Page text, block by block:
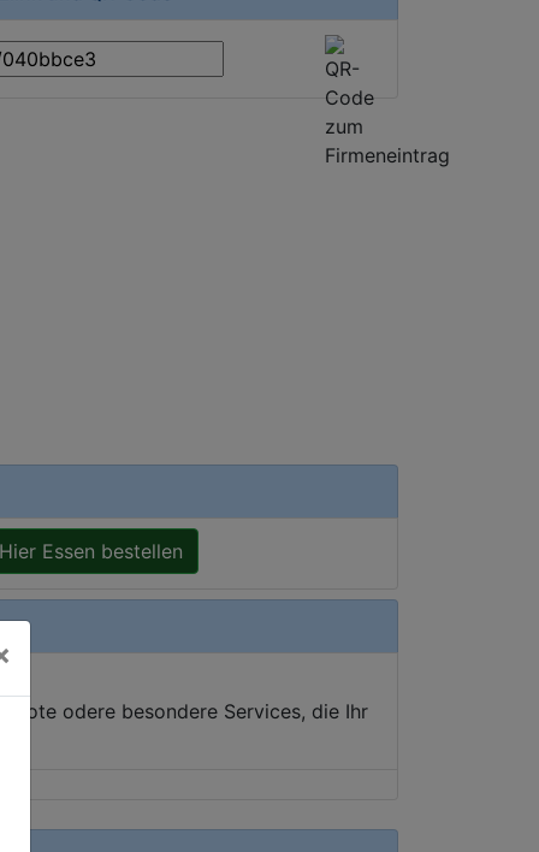
Hier Essen bestellen
odere besondere Services, die Ihr